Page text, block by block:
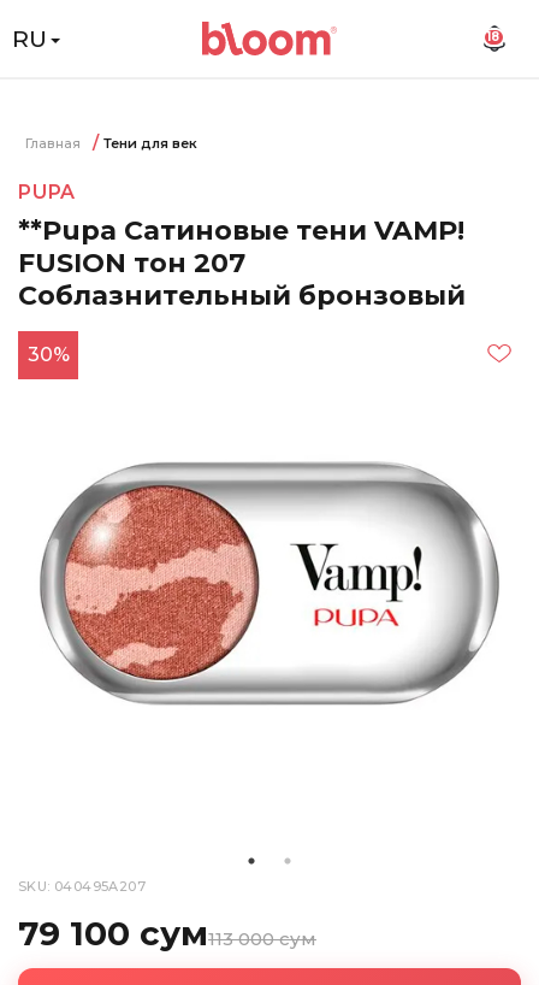
RU 18
Главная Тени для век
PUPA
**Pupa Сатиновые тени VAMP!
FUSION тон 207
Соблазнительный бронзовый
30%
SKU: 040495A207
79 100 сум113 000 сум